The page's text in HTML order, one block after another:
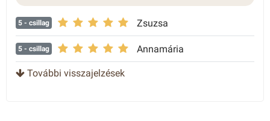
5 - csillag Zsuzsa
5 - csillag Annamária
További visszajelzések